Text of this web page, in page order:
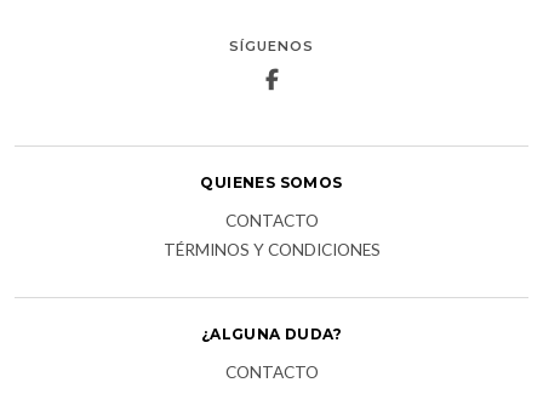
SÍGUENOS
QUIENES SOMOS
CONTACTO
TÉRMINOS Y CONDICIONES
¿ALGUNA DUDA?
CONTACTO